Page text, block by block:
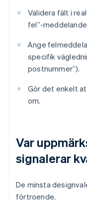
Validera fält i
fel”-
Ange
specifik
postnummer”).
Gör det enkelt
om.
Var
signalerar
De minsta
förtroende.